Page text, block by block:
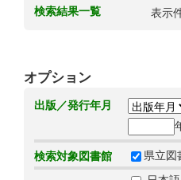
検索結果一覧 表示
オプション
出版／発行年月
検索対象図書館 県立図